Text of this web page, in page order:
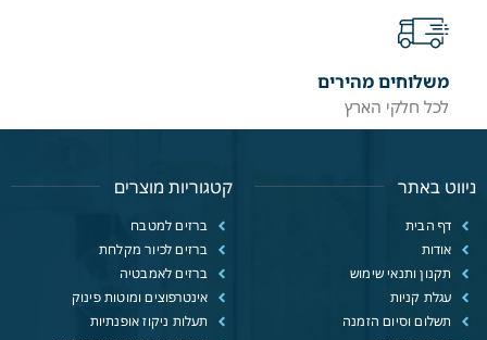
משלוחים מהירים
לכל חלקי הארץ
ניווט באתר
דף הבית
אודות
תקנון ותנאי שימוש
עגלת קניות
תשלום וסיום הזמנה
קטגוריות מוצרים
ברזים למטבח
ברזים לכיור מקלחת
ברזים לאמבטיה
אינטרפוצים ומוטות פינוק
תעלות ניקוז אופנתיות